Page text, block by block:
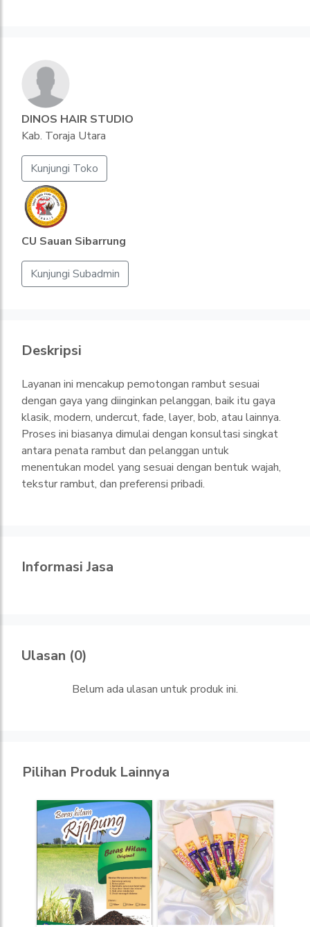
DINOS HAIR STUDIO
Kab. Toraja Utara
Kunjungi Toko
CU Sauan Sibarrung
Kunjungi Subadmin
Deskripsi
Layanan ini mencakup pemotongan rambut sesuai
dengan gaya yang diinginkan pelanggan, baik itu gaya
klasik, modern, undercut, fade, layer, bob, atau lainnya.
Proses ini biasanya dimulai dengan konsultasi singkat
antara penata rambut dan pelanggan untuk
menentukan model yang sesuai dengan bentuk wajah,
tekstur rambut, dan preferensi pribadi.
Informasi Jasa
Ulasan (0)
Belum ada ulasan untuk produk ini.
Pilihan Produk Lainnya